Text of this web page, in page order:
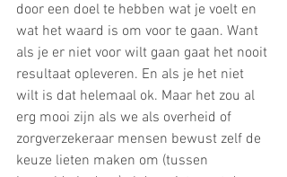
door een doel te hebben wat je voelt en
wat het waard is om voor te gaan. Want
als je er niet voor wilt gaan gaat het nooit
resultaat opleveren. En als je het niet
wilt is dat helemaal ok. Maar het zou al
erg mooi zijn als we als overheid of
zorgverzekeraar mensen bewust zelf de
keuze lieten maken om (tussen